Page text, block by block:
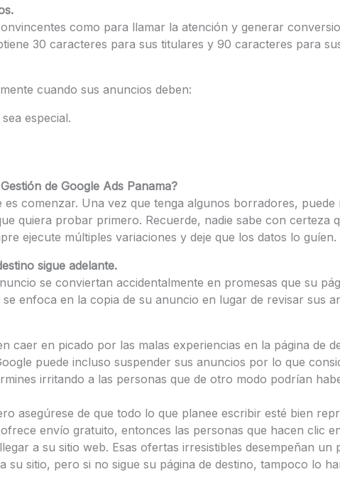
como para llamar la atención y generar
30 caracteres para sus titulares y 90 caracteres para
cuando sus anuncios deben:
especial.
de Google Ads Panama?
comenzar. Una vez que tenga algunos borradores, puede
quiera probar primero. Recuerde, nadie sabe con certeza
ejecute múltiples variaciones y deje que los datos lo guíen.
sigue adelante.
se conviertan accidentalmente en promesas que su
enfoca en la copia de su anuncio en lugar de revisar sus
caer en picado por las malas experiencias en la página de
puede incluso suspender sus anuncios por lo que
irritando a las personas que de otro modo podrían
asegúrese de que todo lo que planee escribir esté bien
envío gratuito, entonces las personas que hacen clic
a su sitio web. Esas ofertas irresistibles desempeñan un
sitio, pero si no sigue su página de destino, tampoco lo